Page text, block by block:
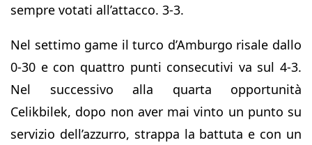
sempre votati all’attacco. 3-3.
Nel settimo game il turco d’Amburgo risale dallo
0-30 e con quattro punti consecutivi va sul 4-3.
Nel successivo alla quarta opportunità
Celikbilek, dopo non aver mai vinto un punto su
servizio dell’azzurro, strappa la battuta e con un